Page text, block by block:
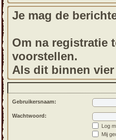
Je mag de
Om na registratie
voorstellen.
Als dit binnen
Gebruikersnaam:
Wachtwoord:
Log
Mij